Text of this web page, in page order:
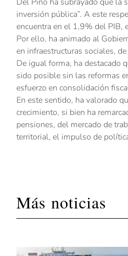
inversión pública”. A este
encuentra en el 1,9% del PIB,
Por ello, ha animado al
en infraestructuras sociales,
De igual forma, ha destacado
sido posible sin las reformas
esfuerzo en consolidación
En este sentido, ha valorado
crecimiento, si bien ha
pensiones, del mercado de
territorial, el impulso de
Más noticias